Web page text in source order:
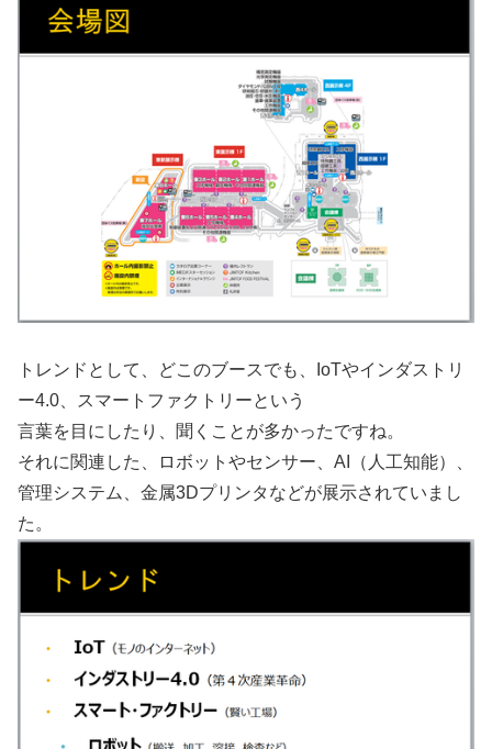
トレンドとして、どこのブースでも、IoTやインダストリ
ー4.0、スマートファクトリーという
言葉を目にしたり、聞くことが多かったですね。
それに関連した、ロボットやセンサー、AI（人工知能）、
管理システム、金属3Dプリンタなどが展示されていまし
た。